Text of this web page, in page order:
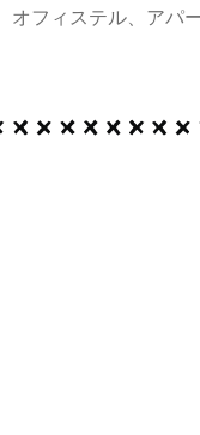
フィステル、ア